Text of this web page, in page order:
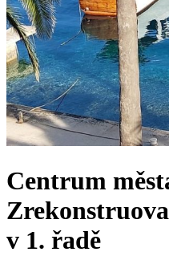
Centrum
v 1. řadě